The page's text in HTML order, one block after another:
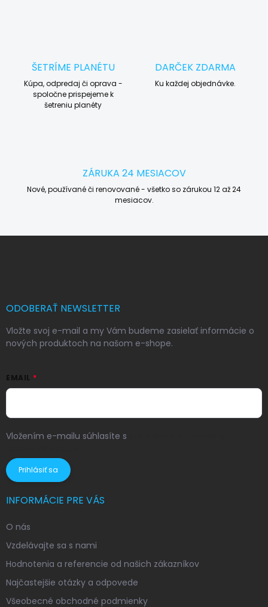
ŠETRÍME PLANÉTU
Kúpa, odpredaj či oprava -
spoločne prispejeme k
šetreniu planéty
DARČEK ZDARMA
Ku každej objednávke.
ZÁRUKA 24 MESIACOV
Nové, používané či renovované - všetko so zárukou 12 až 24
mesiacov.
ODOBERAŤ NEWSLETTER
Vložte svoj e-mail a my Vám budeme zasielať informácie o
nových produktoch na našom e-shope.
EMAIL
Vložením e-mailu súhlasíte s
Prihlásiť sa
INFORMÁCIE PRE VÁS
O nás
Vzdelávajte sa s nami
Hodnotenia a referencie od našich zákazníkov
Najčastejšie otázky a odpovede
Všeobecné obchodné podmienky